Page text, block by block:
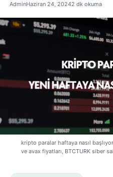
AdminHaziran 24, 20242 dk okuma
kripto paralar haftaya nasıl
ve avax fiyatları, BTCTURK siber